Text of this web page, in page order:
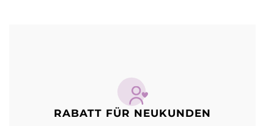
RABATT FÜR NEUKUNDEN